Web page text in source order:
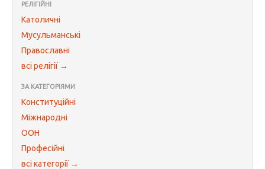
РЕЛІГІЙНІ
Католичні
Мусульманські
Православні
всі релігії →
ЗА КАТЕГОРІЯМИ
Конституційні
Міжнародні
ООН
Професійні
всі категорії →